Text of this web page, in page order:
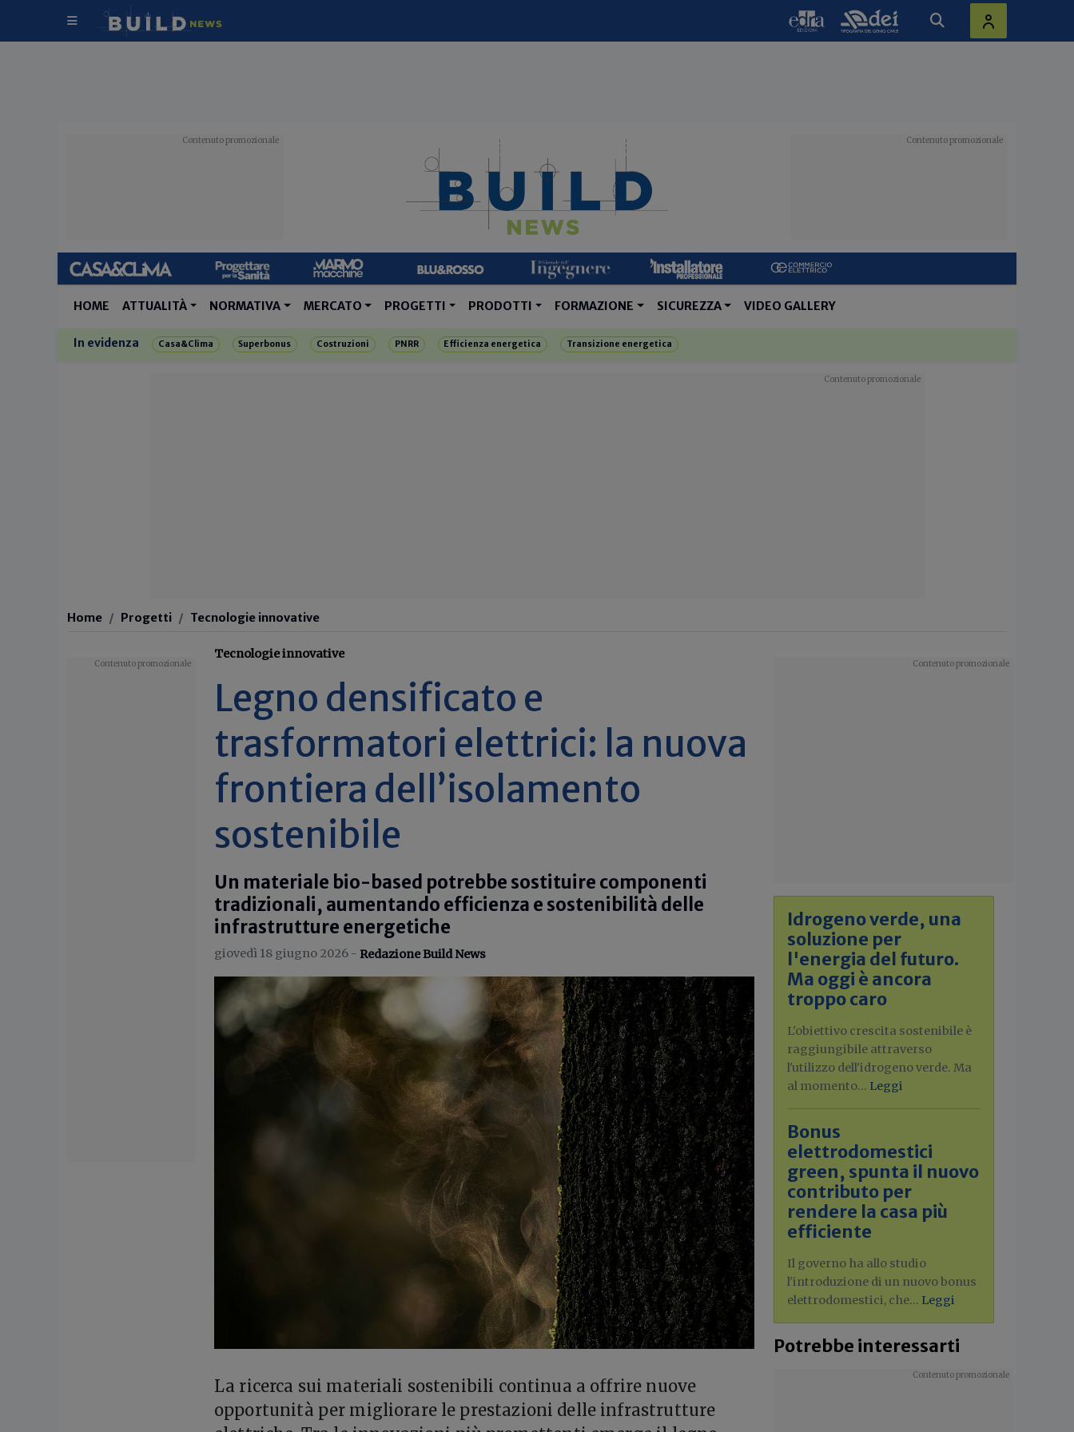
HOME ATTUALITÀ NORMATIVA MERCATO PROGETTI PRODOTTI FORMAZIONE SICUREZZA VIDEO GALLERY
In evidenza Casa&Clima Superbonus Costruzioni PNRR Efficienza energetica Transizione energetica
Home Progetti Tecnologie innovative
Tecnologie innovative
Legno densificato e
trasformatori elettrici: la nuova
frontiera dell’isolamento
sostenibile
Un materiale bio-based potrebbe sostituire componenti
tradizionali, aumentando efficienza e sostenibilità delle
infrastrutture energetiche
giovedì 18 giugno 2026 - Redazione Build News
La ricerca sui materiali sostenibili continua a offrire nuove
opportunità per migliorare le prestazioni delle infrastrutture
Idrogeno verde, una
soluzione per
l'energia del futuro.
Ma oggi è ancora
troppo caro
L'obiettivo crescita sostenibile è
raggiungibile attraverso
l'utilizzo dell'idrogeno verde. Ma
al momento... Leggi
Bonus
elettrodomestici
green, spunta il nuovo
contributo per
rendere la casa più
efficiente
Il governo ha allo studio
l'introduzione di un nuovo bonus
elettrodomestici, che... Leggi
Potrebbe interessarti